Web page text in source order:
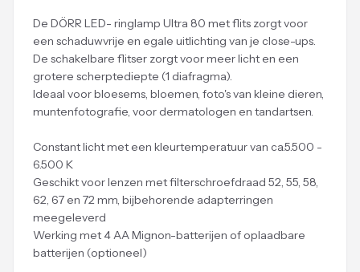
De DÖRR LED- ringlamp Ultra 80 met flits zorgt voor
een schaduwvrije en egale uitlichting van je close-ups.
De schakelbare flitser zorgt voor meer licht en een
grotere scherptediepte (1 diafragma).
Ideaal voor bloesems, bloemen, foto's van kleine dieren,
muntenfotografie, voor dermatologen en tandartsen.
Constant licht met een kleurtemperatuur van ca.5.500 -
6.500 K
Geschikt voor lenzen met filterschroefdraad 52, 55, 58,
62, 67 en 72 mm, bijbehorende adapterringen
meegeleverd
Werking met 4 AA Mignon-batterijen of oplaadbare
batterijen (optioneel)